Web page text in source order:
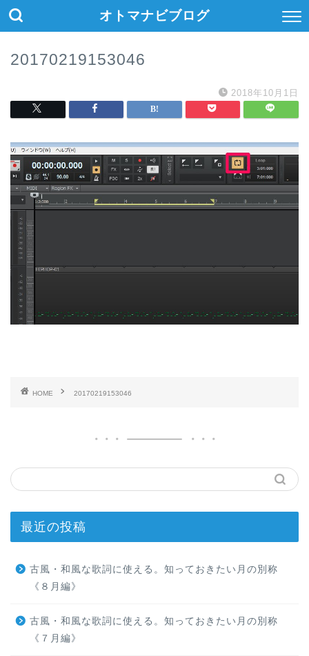
オトマナビブログ
20170219153046
2018年10月1日
HOME 20170219153046
最近の投稿
古風・和風な歌詞に使える。知っておきたい月の別称
《８月編》
古風・和風な歌詞に使える。知っておきたい月の別称
《７月編》